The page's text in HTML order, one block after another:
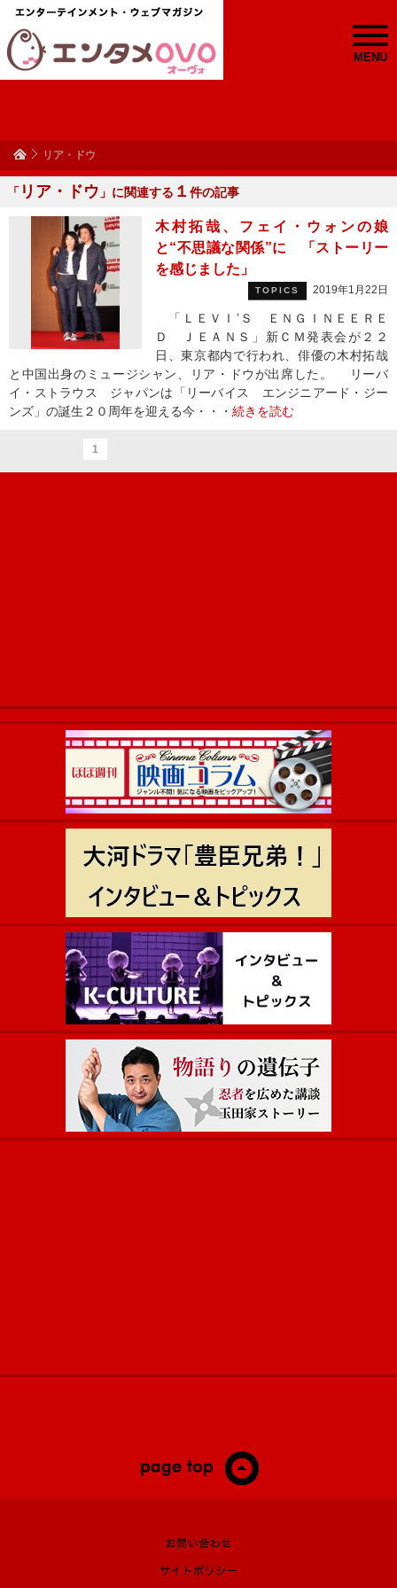
MENU
リア・ドウ
「 リア・ドウ 」に関連する １ 件の記事
木村拓哉、フェイ・ウォンの娘
と“不思議な関係”に 「ストーリー
を感じました」
TOPICS 2019年1月22日
「ＬＥＶＩ’Ｓ ＥＮＧＩＮＥＥＲＥ
Ｄ ＪＥＡＮＳ」新ＣＭ発表会が２２
日、東京都内で行われ、俳優の木村拓哉
と中国出身のミュージシャン、リア・ドウが出席した。 リーバ
イ・ストラウス ジャパンは「リーバイス エンジニアード・ジー
ンズ」の誕生２０周年を迎える今・・・ 続きを読む
1